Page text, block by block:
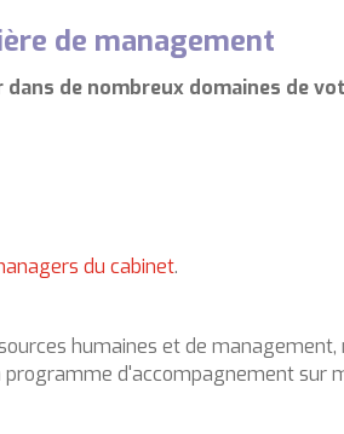
de management
de nombreux domaines de
du cabinet.
humaines et de management,
d'accompagnement sur